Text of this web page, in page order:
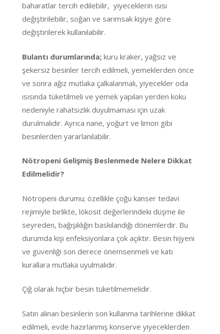
baharatlar tercih edilebilir, yiyeceklerin ısısı
değiştirilebilir, soğan ve sarımsak kişiye göre
değiştirilerek kullanılabilir.
Bulantı durumlarında; kuru kraker, yağsız ve
şekersiz besinler tercih edilmeli, yemeklerden önce
ve sonra ağız mutlaka çalkalanmalı, yiyecekler oda
ısısında tüketilmeli ve yemek yapılan yerden koku
nedeniyle rahatsızlık duyulmaması için uzak
durulmalıdır. Ayrıca nane, yoğurt ve limon gibi
besinlerden yararlanılabilir.
Nötropeni Gelişmiş Beslenmede Nelere Dikkat
Edilmelidir?
Nötropeni durumu; özellikle çoğu kanser tedavi
rejimiyle birlikte, lökosit değerlerindeki düşme ile
seyreden, bağışıklığın baskılandığı dönemlerdir. Bu
durumda kişi enfeksiyonlara çok açıktır. Besin hijyeni
ve güvenliği son derece önemsenmeli ve katı
kurallara mutlaka uyulmalıdır.
Çiğ olarak hiçbir besin tüketilmemelidir.
Satın alınan besinlerin son kullanma tarihlerine dikkat
edilmeli, evde hazırlanmış konserve yiyeceklerden